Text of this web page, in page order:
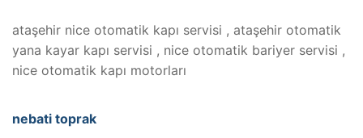
ataşehir nice otomatik kapı servisi , ataşehir otomatik
yana kayar kapı servisi , nice otomatik bariyer servisi ,
nice otomatik kapı motorları
nebati toprak